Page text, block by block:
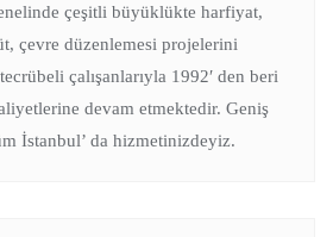
çeşitli büyüklükte harfiyat,
çevre düzenlemesi projelerini
çalışanlarıyla 1992′ den beri
devam etmektedir. Geniş
İstanbul’ da hizmetinizdeyiz.